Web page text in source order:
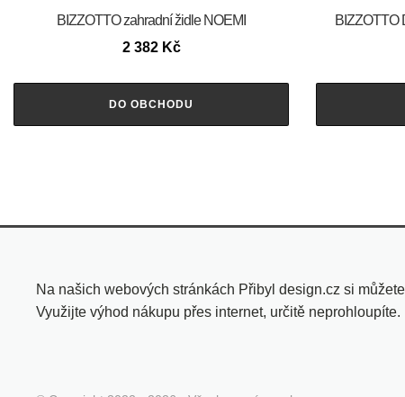
BIZZOTTO zahradní židle NOEMI
2 382 Kč
DO OBCHODU
BIZZOTTO
Na našich webových stránkách Přibyl design.cz si
Využijte výhod nákupu přes internet, určitě neprohloupíte.